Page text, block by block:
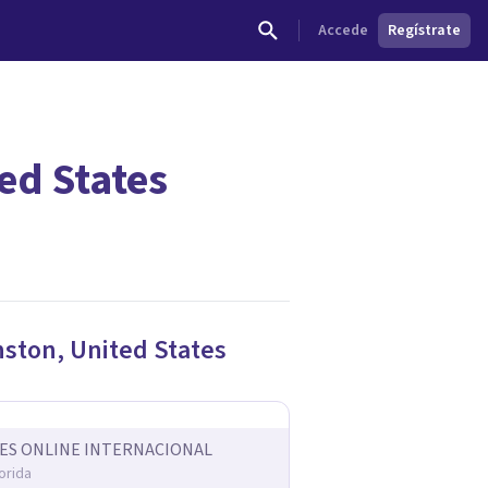
Accede Regístrate
States
, United States
ONLINE INTERNACIONAL